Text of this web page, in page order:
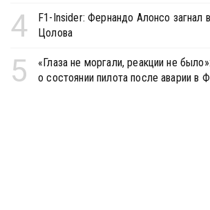
4
F1-Insider: Фернандо Алонсо загнал
Цолова
5
«Глаза не моргали, реакции не
о состоянии пилота после аварии в